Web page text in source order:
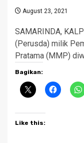
August 23, 2021
SAMARINDA,
(Perusda) milik
Pratama (MMP)
Bagikan:
Like this: